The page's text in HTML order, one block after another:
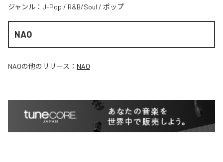
ジャンル： J-Pop / R&B/Soul / ポップ
NAO
NAOの他のリリース： NAO